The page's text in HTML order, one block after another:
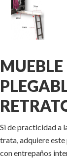
Si de practicidad a
trata, adquiere
con entrepaños